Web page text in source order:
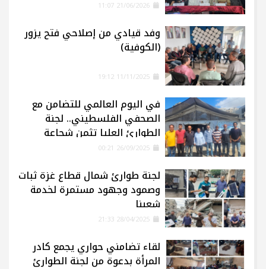
وفد قيادي من إصلاحي فتح يزور
(الكوفية)
في اليوم العالمي للتضامن مع
الصحفي الفلسطيني.. لجنة
الطوارئ العليا تثمن شجاعة
الإعلاميين في غزة
لجنة طوارئ شمال قطاع غزة ثبات
وصمود وجهود مستمرة لخدمة
شعبنا
لقاء تضامني حواري يجمع كادر
المرأة بدعوة من لجنة الطوارئ